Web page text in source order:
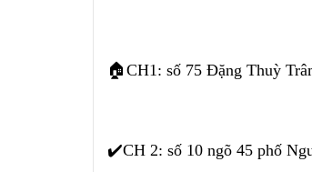
🏠CH1: số 75 Đặng Thuỳ
✔️CH 2: số 10 ngõ 45 phố